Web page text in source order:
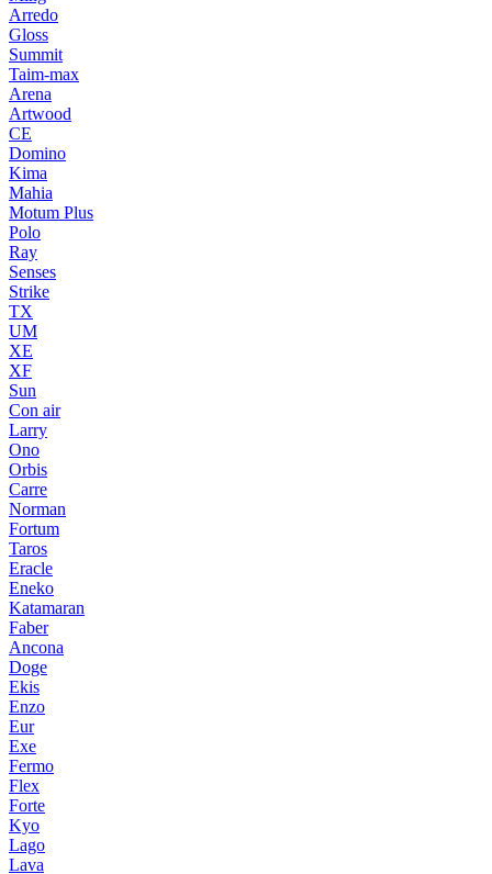
Arredo
Gloss
Summit
Taim-max
Arena
Artwood
CE
Domino
Kima
Mahia
Motum Plus
Polo
Ray
Senses
Strike
TX
UM
XE
XF
Sun
Con air
Larry
Ono
Orbis
Carre
Norman
Fortum
Taros
Eracle
Eneko
Katamaran
Faber
Ancona
Doge
Ekis
Enzo
Eur
Exe
Fermo
Flex
Forte
Kyo
Lago
Lava